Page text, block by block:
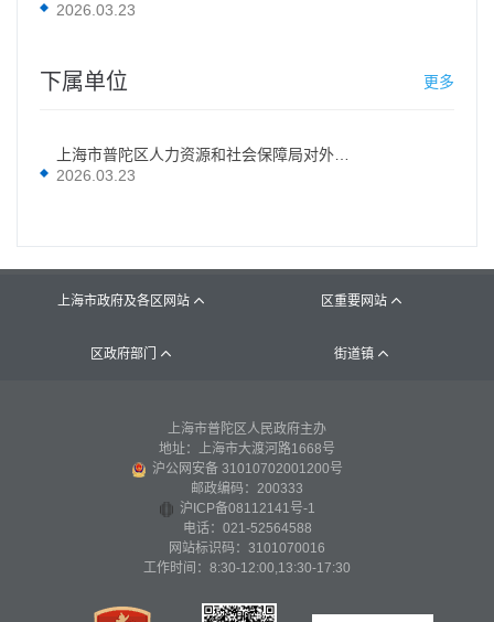
2026.03.23
下属单位 更多
2026.03.23
上海市政府及各区网站  区重要网站 
区政府部门  街道镇 
上海市普陀区人民政府主办
地址：上海市大渡河路1668号
沪公网安备 31010702001200号
邮政编码：200333
沪ICP备08112141号-1
电话：021-52564588
网站标识码：3101070016
工作时间：8:30-12:00,13:30-17:30